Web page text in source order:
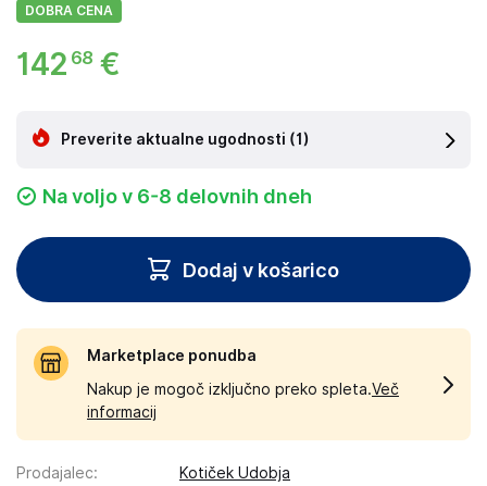
DOBRA CENA
142 68 €
Preverite aktualne ugodnosti (1)
Na voljo v 6-8 delovnih dneh
Dodaj v košarico
Marketplace ponudba
Nakup je mogoč izključno preko spleta.Več
informacij
Prodajalec:
Kotiček Udobja